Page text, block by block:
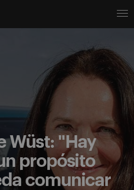
Wüst: "Hay
propósito
comunicar